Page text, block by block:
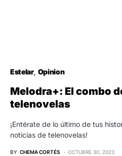
Estelar Opinion
Melodra+: El combo
telenovelas
¡Entérate de lo último de tus
noticias de telenovelas!
BY CHEMA CORTÉS OCTUBRE 30, 2023